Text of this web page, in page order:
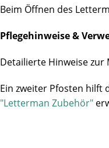
Beim Öffnen des
Pflegehinweise &
Detailierte Hinweise
Ein zweiter Pfosten hilft
"Letterman Zubehör"